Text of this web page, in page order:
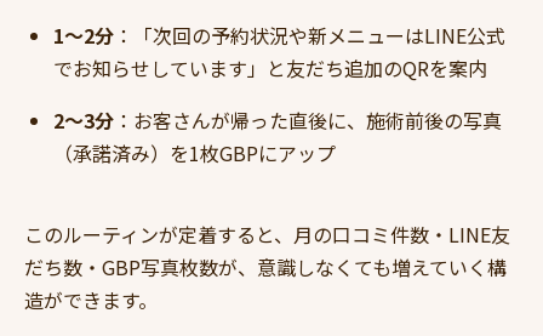
1〜2分 ：「次回の予約状況や新メニューはLINE公式
でお知らせしています」と友だち追加のQRを案内
2〜3分 ：お客さんが帰った直後に、施術前後の写真
（承諾済み）を1枚GBPにアップ
このルーティンが定着すると、月の口コミ件数・LINE友
だち数・GBP写真枚数が、意識しなくても増えていく構
造ができます。